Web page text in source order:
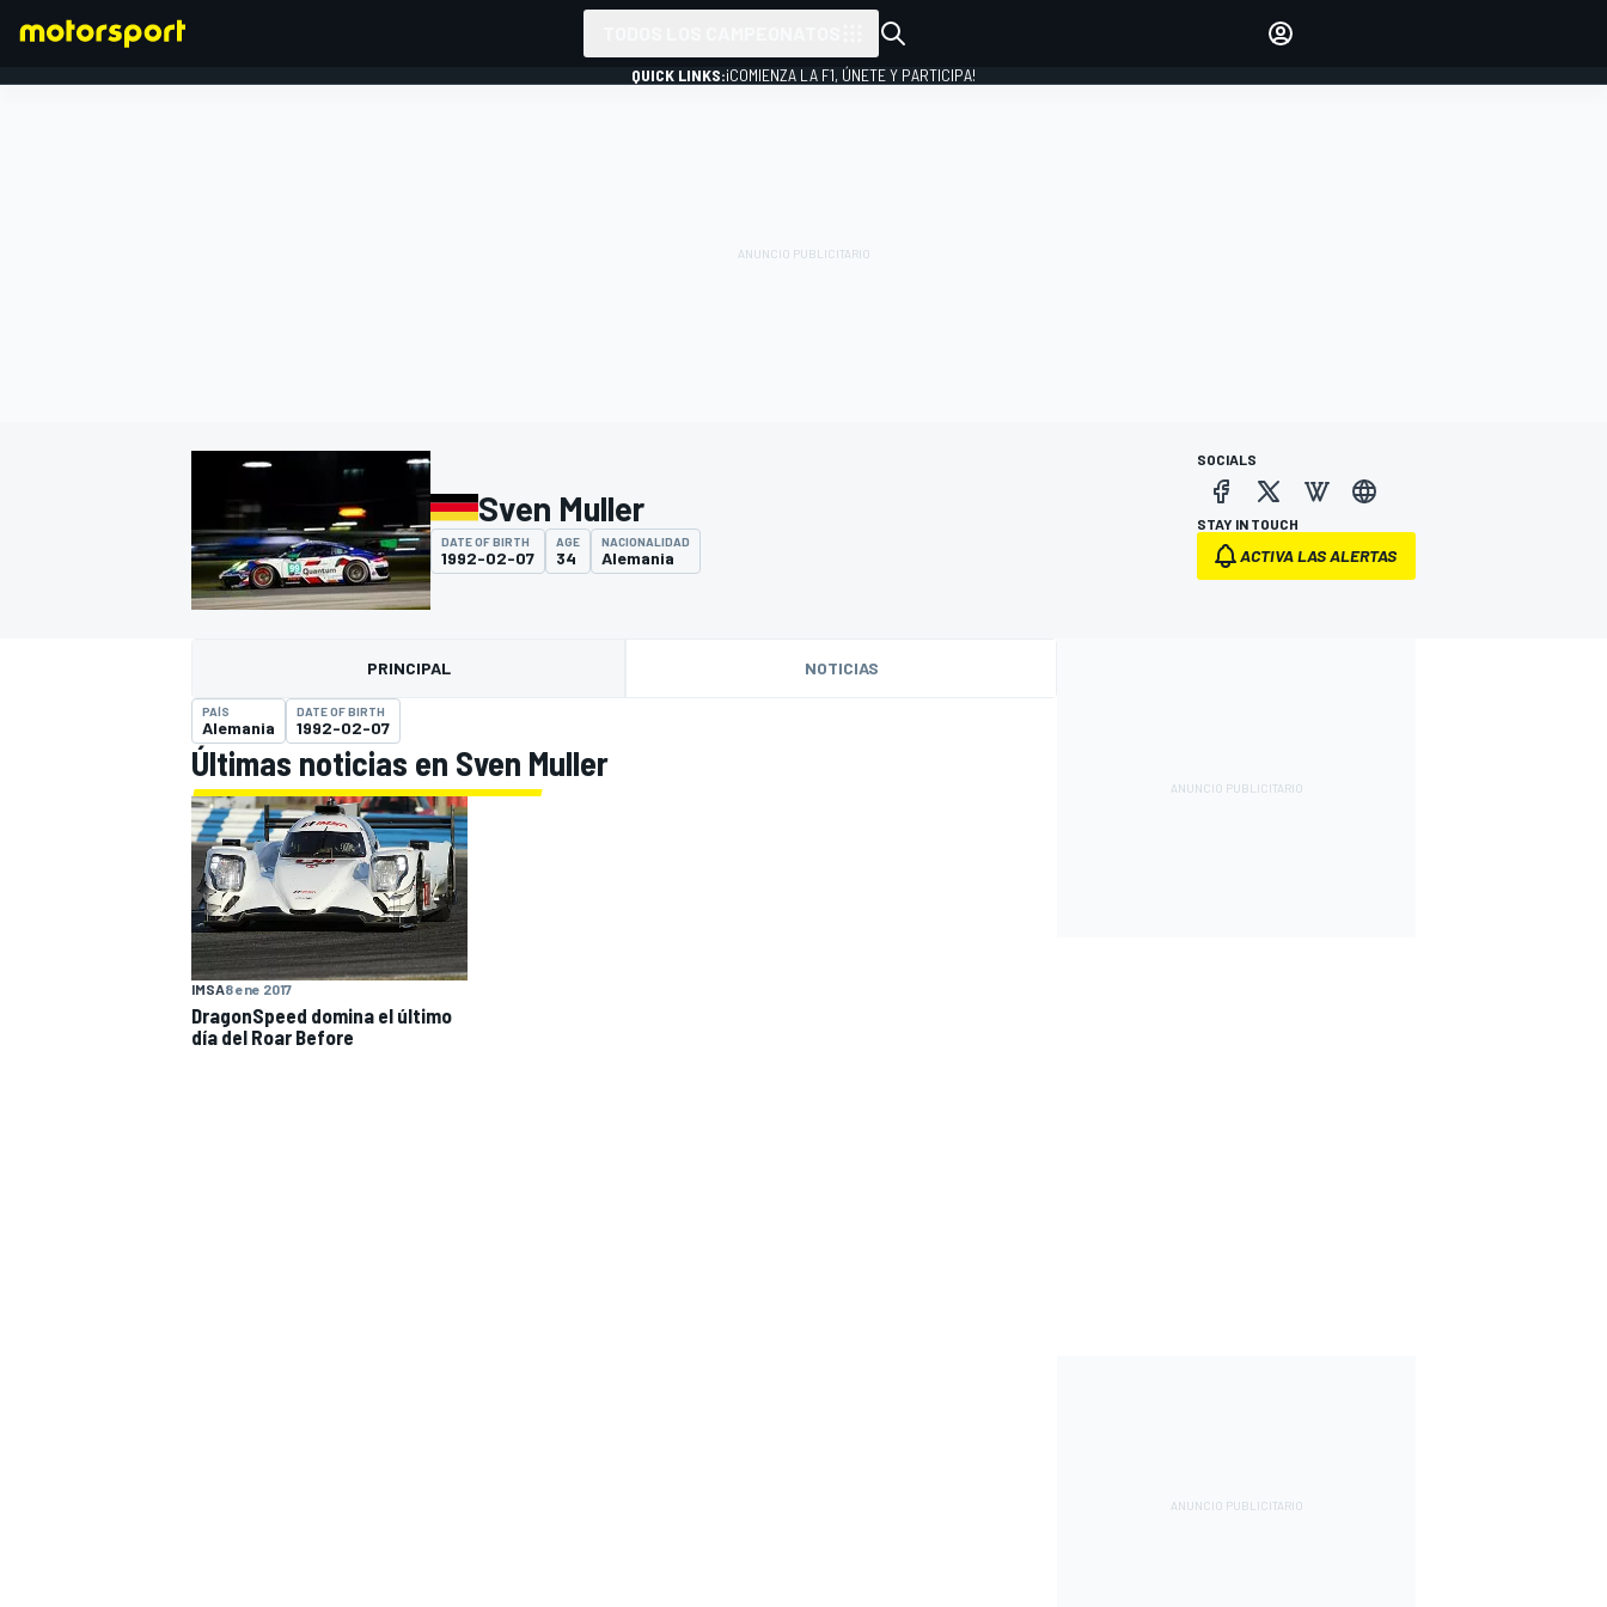
FÓRMULA E MOTO
NASCARINDYCARSPORTSCARRALLYTURISMO
MÁS
QUICK LINKS:¡COMIENZA LA F1, ÚNETE Y PARTICIPA!
Sven Muller
DATE OF BIRTH
1992-02-07
AGE
34
NACIONALIDAD
Alemania
SOCIALS
STAY IN TOUCH
ACTIVA LAS ALERTAS
PRINCIPAL NOTICIAS
PAÍS
Alemania
DATE OF BIRTH
1992-02-07
Últimas noticias en Sven Muller
IMSA8 ene 2017
DragonSpeed domina el último
día del Roar Before